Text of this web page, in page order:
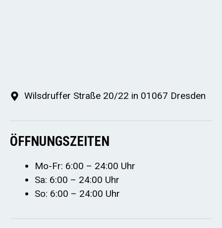
Wilsdruffer Straße 20/22 in 01067 Dresden
ÖFFNUNGSZEITEN
Mo-Fr: 6:00 – 24:00 Uhr
Sa: 6:00 – 24:00 Uhr
So: 6:00 – 24:00 Uhr